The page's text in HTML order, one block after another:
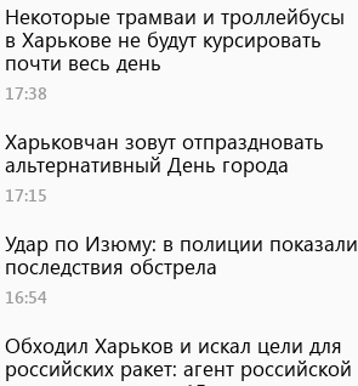
Некоторые трамваи и троллейбусы
в Харькове не будут курсировать
почти весь день
17:38
Харьковчан зовут отпраздновать
альтернативный День города
17:15
Удар по Изюму: в полиции показали
последствия обстрела
16:54
Обходил Харьков и искал цели для
российских ракет: агент российской